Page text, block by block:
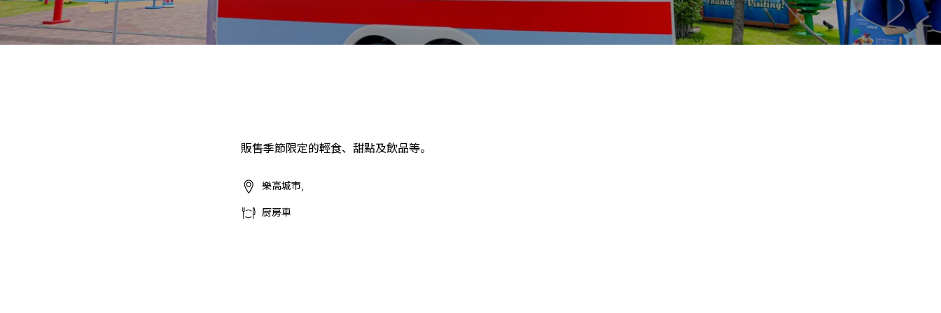
販售季節限定的輕食、甜點及飲品等。
樂高城市,
厨房車